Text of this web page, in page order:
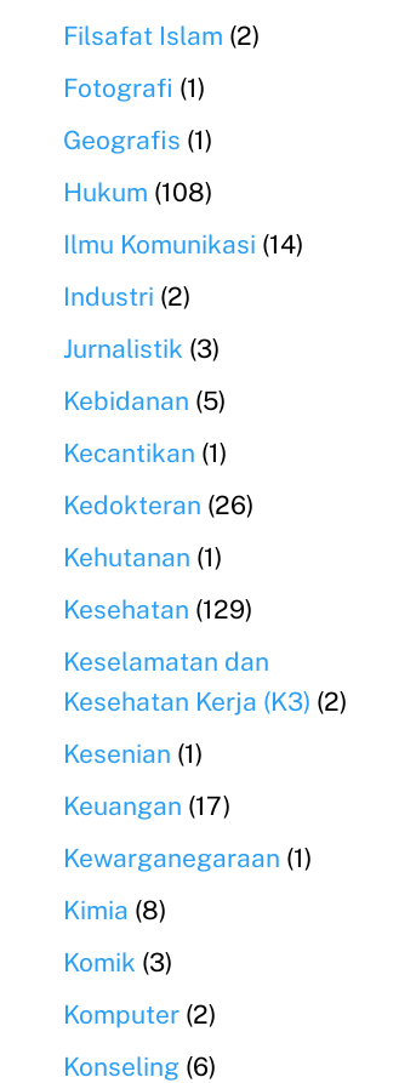
Filsafat Islam (2)
Fotografi (1)
Geografis (1)
Hukum (108)
Ilmu Komunikasi (14)
Industri (2)
Jurnalistik (3)
Kebidanan (5)
Kecantikan (1)
Kedokteran (26)
Kehutanan (1)
Kesehatan (129)
Keselamatan dan
Kesehatan Kerja (K3) (2)
Kesenian (1)
Keuangan (17)
Kewarganegaraan (1)
Kimia (8)
Komik (3)
Komputer (2)
Konseling (6)